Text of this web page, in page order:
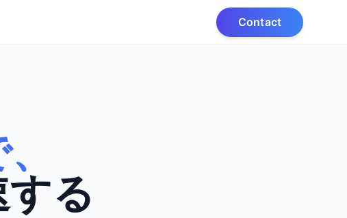
Contact
る